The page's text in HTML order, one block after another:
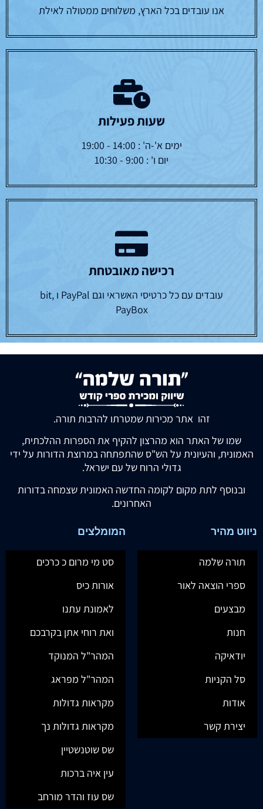
אנו עובדים בכל הארץ, משלוחים ממטולה לאילת
שעות פעילות
ימים א'-ה' : 14:00 - 19:00
יום ו' : 9:00 - 10:30
רכישה מאובטחת
עובדים עם כל כרטיסי האשראי וגם PayPal ו bit,
PayBox
זהו אתר מכירות שמטרתו להרבות תורה.
שמו של האתר הוא מהרצון להקיף את הספרות ההלכתית,
האמונית, והעיונית על הש"ס שהתפתחה במרוצת הדורות על ידי
גדולי הרוח של עם ישראל.
ובנוסף לתת מקום לקומה החדשה האמונית שצמחה בדורות
האחרונים.
ניווט מהיר
תורה שלמה
ספרי הוצאה לאור
מבצעים
חנות
יודאיקה
סל הקניות
אודות
יצירת קשר
המומלצים
סט מי מרום כ כרכים
אורות כיס
לאמונת עתנו
ואת רוחי אתן בקרבכם
המהר"ל המנוקד
המהר"ל מפראג
מקראות גדולות
מקראות גדולות נך
שס שוטנשטיין
עין איה ברכות
שס עוז והדר מורחב